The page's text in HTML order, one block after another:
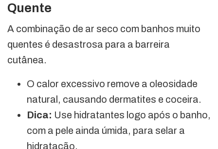
Quente
A combinação de ar seco com banhos muito
quentes é desastrosa para a barreira
cutânea.
O calor excessivo remove a oleosidade
natural, causando dermatites e coceira.
Dica: Use hidratantes logo após o banho,
com a pele ainda úmida, para selar a
hidratação.